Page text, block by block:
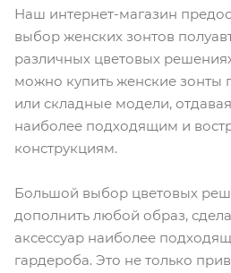
Наш интернет-магазин
выбор женских зонтов
различных цветовых
можно купить женские зонты
или складные модели,
наиболее подходящим и
конструкциям.
Большой выбор цветовых
дополнить любой образ,
аксессуар наиболее
гардероба. Это не только